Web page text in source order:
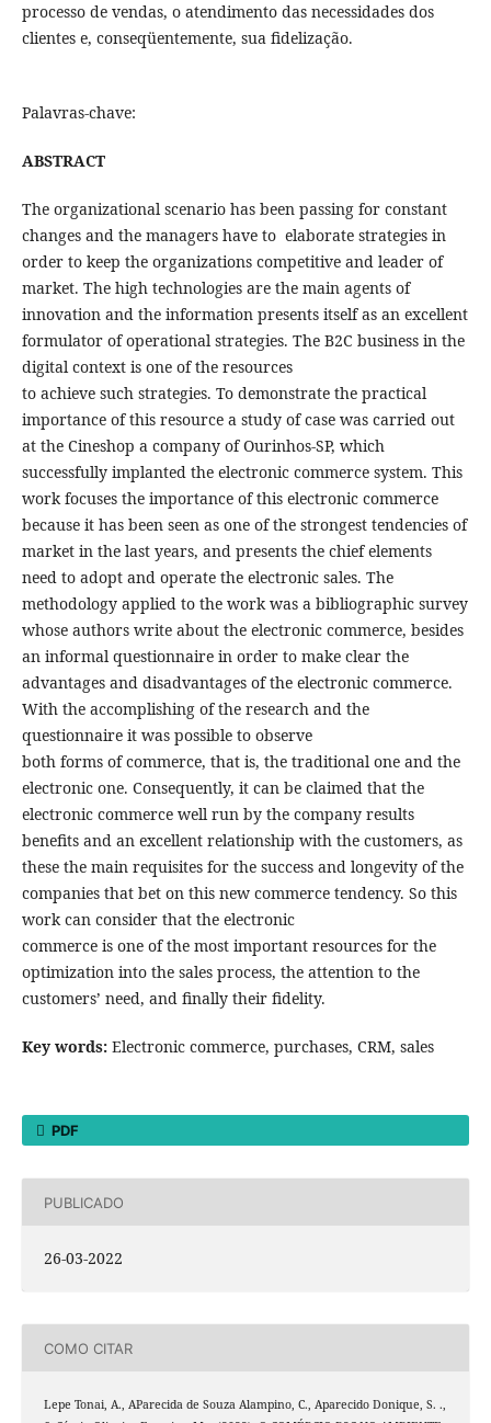
processo de vendas, o atendimento das necessidades dos
clientes e, conseqüentemente, sua fidelização.
Palavras-chave:
ABSTRACT
The organizational scenario has been passing for constant
changes and the managers have to elaborate strategies in
order to keep the organizations competitive and leader of
market. The high technologies are the main agents of
innovation and the information presents itself as an excellent
formulator of operational strategies. The B2C business in the
digital context is one of the resources
to achieve such strategies. To demonstrate the practical
importance of this resource a study of case was carried out
at the Cineshop a company of Ourinhos-SP, which
successfully implanted the electronic commerce system. This
work focuses the importance of this electronic commerce
because it has been seen as one of the strongest tendencies of
market in the last years, and presents the chief elements
need to adopt and operate the electronic sales. The
methodology applied to the work was a bibliographic survey
whose authors write about the electronic commerce, besides
an informal questionnaire in order to make clear the
advantages and disadvantages of the electronic commerce.
With the accomplishing of the research and the
questionnaire it was possible to observe
both forms of commerce, that is, the traditional one and the
electronic one. Consequently, it can be claimed that the
electronic commerce well run by the company results
benefits and an excellent relationship with the customers, as
these the main requisites for the success and longevity of the
companies that bet on this new commerce tendency. So this
work can consider that the electronic
commerce is one of the most important resources for the
optimization into the sales process, the attention to the
customers’ need, and finally their fidelity.
Key words:Electronic commerce, purchases, CRM, sales
PDF
PUBLICADO
26-03-2022
COMO CITAR
Lepe Tonai, A., AParecida de Souza Alampino, C., Aparecido Donique, S. .,